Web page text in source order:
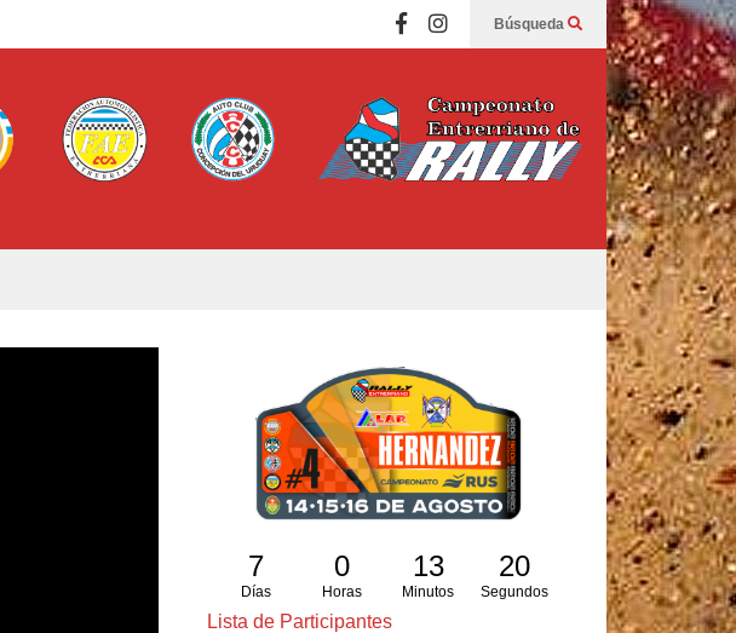
Búsqueda
7
Días
0
Horas
13
Minutos
18
Segundos
Lista de Participantes